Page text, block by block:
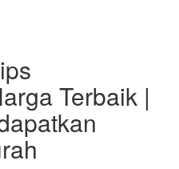
Terbaik |